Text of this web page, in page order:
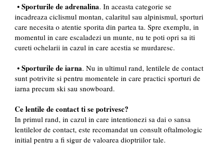
• Sporturile de adrenalina. In aceasta categorie se
incadreaza ciclismul montan, calaritul sau alpinismul, sporturi
care necesita o atentie sporita din partea ta. Spre exemplu, in
momentul in care escaladezi un munte, nu te poti opri sa iti
cureti ochelarii in cazul in care acestia se murdaresc.
• Sporturile de iarna. Nu in ultimul rand, lentilele de contact
sunt potrivite si pentru momentele in care practici sporturi de
iarna precum ski sau snowboard.
Ce lentile de contact ti se potrivesc?
In primul rand, in cazul in care intentionezi sa dai o sansa
lentilelor de contact, este recomandat un consult oftalmologic
initial pentru a fi sigur de valoarea dioptriilor tale.